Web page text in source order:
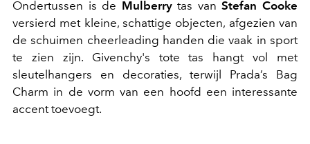
Ondertussen is de Mulberrytas vanStefan Cooke
versierd met kleine, schattige objecten, afgezien van
de schuimen cheerleading handen die vaak in sport
te zien zijn. Givenchy's tote tas hangt vol met
sleutelhangers en decoraties, terwijl Prada’s Bag
Charm in de vorm van een hoofd een interessante
accent toevoegt.